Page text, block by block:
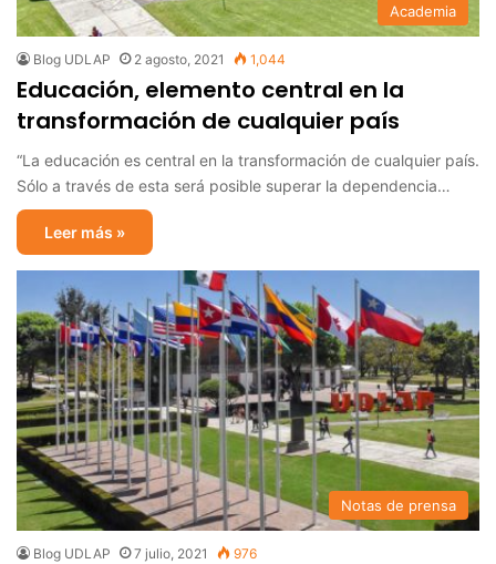
Academia
Blog UDLAP 2 agosto, 2021 1,044
Educación, elemento central en la
transformación de cualquier país
“La educación es central en la transformación de cualquier país.
Sólo a través de esta será posible superar la dependencia…
Leer más »
Notas de prensa
Blog UDLAP 7 julio, 2021 976